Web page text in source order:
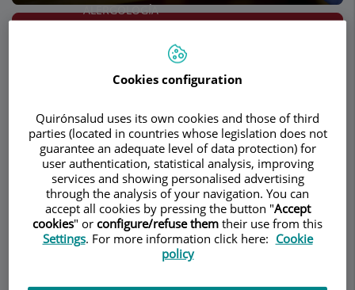
ALERGOLOGÍA
ServiciosEquipoContactoDatos de interés
Horario
Urticaria y angioedema
¿Qué son la urticaria y el angioedema?
Cookies configuration
Quirónsalud uses its own cookies and those of third
parties (located in countries whose legislation does not
guarantee an adequate level of data protection) for
user authentication, statistical analysis, improving
services and showing personalised advertising
through the analysis of your navigation. You can
accept all cookies by pressing the button "Accept
cookies" or configure/refuse them their use from this
Settings. For more information click here: Cookie
policy